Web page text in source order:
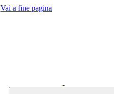
Vai a fine pagina